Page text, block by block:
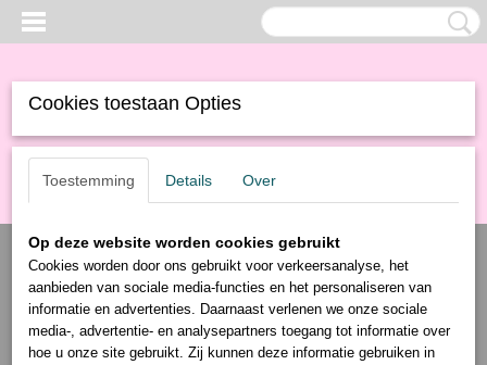
Cookies toestaan Opties
Toestemming Details Over
Op deze website worden cookies gebruikt
Cookies worden door ons gebruikt voor verkeersanalyse, het
aanbieden van sociale media-functies en het personaliseren van
informatie en advertenties. Daarnaast verlenen we onze sociale
media-, advertentie- en analysepartners toegang tot informatie over
hoe u onze site gebruikt. Zij kunnen deze informatie gebruiken in